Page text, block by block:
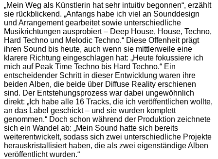
„Mein Weg als Künstlerin hat sehr intuitiv begonnen“, erzählt
sie rückblickend. „Anfangs habe ich viel an Sounddesign
und Arrangement gearbeitet sowie unterschiedliche
Musikrichtungen ausprobiert – Deep House, House, Techno,
Hard Techno und Melodic Techno.“ Diese Offenheit prägt
ihren Sound bis heute, auch wenn sie mittlerweile eine
klarere Richtung eingeschlagen hat: „Heute fokussiere ich
mich auf Peak Time Techno bis Hard Techno.“ Ein
entscheidender Schritt in dieser Entwicklung waren ihre
beiden Alben, die beide über Diffuse Reality erschienen
sind. Der Entstehungsprozess war dabei ungewöhnlich
direkt: „Ich habe alle 16 Tracks, die ich veröffentlichen wollte,
an das Label geschickt – und sie wurden komplett
genommen.“ Doch schon während der Produktion zeichnete
sich ein Wandel ab: „Mein Sound hatte sich bereits
weiterentwickelt, sodass sich zwei unterschiedliche Projekte
herauskristallisiert haben, die als zwei eigenständige Alben
veröffentlicht wurden.“